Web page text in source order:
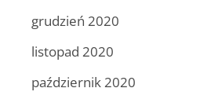
grudzień 2020
listopad 2020
październik 2020